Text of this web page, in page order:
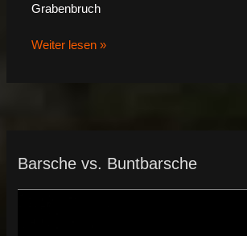
Grabenbruch
Weiter lesen »
Barsche vs. Buntbarsche